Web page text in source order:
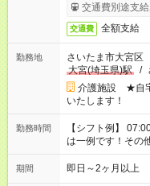
交通費別途支給
交通費 全額支給
勤務地
さいたま市大宮区
大宮(埼玉県)駅
/
介護施設 ★自宅
いたします！
勤務時間
【シフト例】
は一例です！その
期間 即日～2ヶ月以上